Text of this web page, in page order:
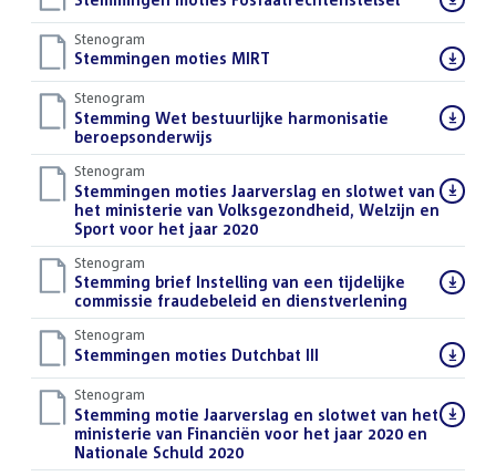
bestand:
Stenogram
Download
bestand:
Stemmingen moties MIRT
Stenogram
Download
bestand:
Stemming Wet bestuurlijke harmonisatie
beroepsonderwijs
Stenogram
Download
bestand:
Stemmingen moties Jaarverslag en slotwet van
het ministerie van Volksgezondheid, Welzijn en
Sport voor het jaar 2020()
Stenogram
Download
bestand:
Stemming brief Instelling van een tijdelijke
commissie fraudebeleid en dienstverlening
Stenogram
Download
bestand:
Stemmingen moties Dutchbat III
Stenogram
Download
bestand:
Stemming motie Jaarverslag en slotwet van het
ministerie van Financiën voor het jaar 2020 en
Nationale Schuld 2020()